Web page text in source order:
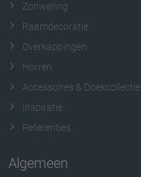
Zonwering
Raamdecoratie
Overkappingen
Horren
Accessoires & Doekcollectie
Inspiratie
Referenties
Algemeen